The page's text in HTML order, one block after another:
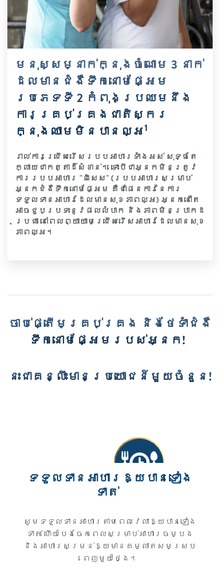
មនុស្សម្នាក់ក្នុងចំណោម 3 នាក់
ដែលមានជំងឺទឹកនោមផ្អែម
ប្រភេទទី 2 កំពុងប្រឈមនឹង
ការគ្រប់គ្រងជាតិស្ករ
ក្នុងឈាមមិនបានល្អ1
រាល់ការជ្រើសរើសរបបអាហារទាំងអស់ សុទ្ធតែ
ក្លាយជាកត្តាដ៏សំខាន់។ ទោះបីជាអ្នកមិនត្រូវ
ការរបបអាហារ "ពិសេស" (របបអាហារសម្រាប់
អ្នកជំងឺទឹកនោមផ្អែម គឺជាផែនការនៃការ
ទទួលទានអាហារដែលមានសុខភាពល្អ) អ្នកនៅតែ
អាចជួបប្រទះនូវផលលំបាក និងភាពមិនប្រាកដ
ប្រជា នៅពេលព្យាយាមជ្រើសរើសអាហារដែលមានសុខ
ភាពល្អ។
ចាប់ផ្តើមគ្រប់គ្រង និងថែទាំជំងឺ
ទឹកនោមផ្អែមរបស់អ្នក!
នេះជាគន្លឹះមានប្រយោជន៍មួយចំនួន!
ទទួលទានអាហារឱ្យបានទៀង
ទាត់
សូមទទួលទានអាហារតាមពេលវេលាឱ្យបានទៀង
ទាត់ ហើយបែងចែកពេលសម្រាប់អាហារចម្បង
និងអាហារសម្រន់ឱ្យមានគម្លាតសមស្រប
ពេញមួយថ្ងៃ។